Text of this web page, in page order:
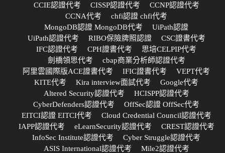
CCIE認證代考
CISSP認證代考
CCNP認證代考
CCNA代考
chfi認證 chfi代考
MongoDB認證 MongoDB代考
UiPath認證
UiPath認證代考
RIBO保險牌照認證
CSC證書代考
IFC認證代考
CPH證書代考
思培CELPIP代考
劍橋領思代考
cbap商業分析師認證代考
阿里雲國際版ACE證書代考
IFIC證書代考
VEPT代考
KITE代考
Kira interview面試代考
Google代考
Altered Security認證代考
HCISPP認證代考
CyberDefenders認證代考
OffSec認證 OffSec代考
EITCI認證 EITCI代考
Cloud Credential Council認證代考
IAPP認證代考
eLearnSecurity認證代考
CREST認證代考
InfoSec Institute認證代考
Cyber Struggle認證代考
ASIS International認證代考
Mile2認證代考